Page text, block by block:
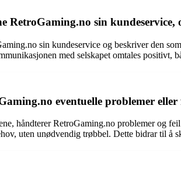
RetroGaming.no sin
sin kundeservice og beskriver den
med selskapet omtales positivt,
eventuelle problemer
håndterer RetroGaming.no problemer og
uten unødvendig trøbbel. Dette bidrar til å